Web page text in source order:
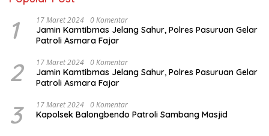
1 17 Maret 2024 0 Komentar
Jamin Kamtibmas Jelang Sahur, Polres Pasuruan Gelar
Patroli Asmara Fajar
2 17 Maret 2024 0 Komentar
Jamin Kamtibmas Jelang Sahur, Polres Pasuruan Gelar
Patroli Asmara Fajar
3 17 Maret 2024 0 Komentar
Kapolsek Balongbendo Patroli Sambang Masjid